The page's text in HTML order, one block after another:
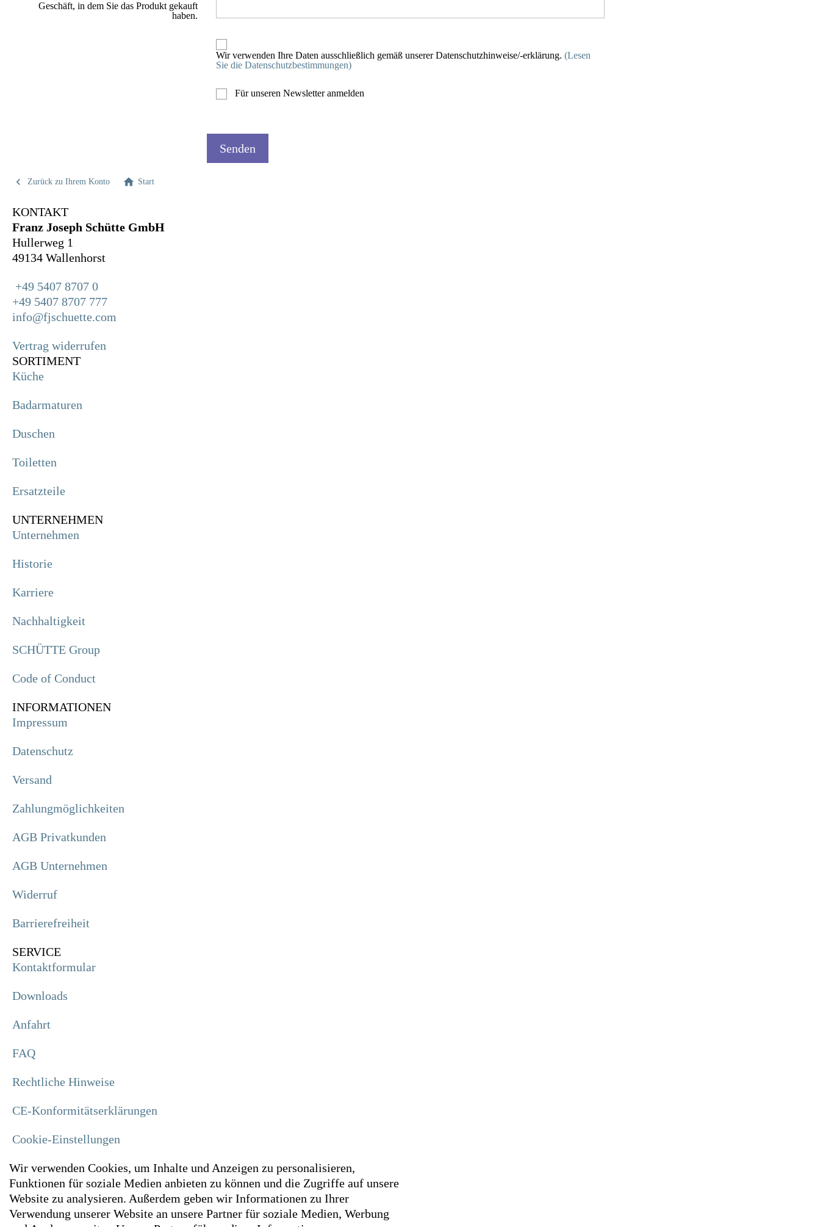
Geschäft, in dem Sie das Produkt gekauft
haben.
Wir verwenden Ihre Daten ausschließlich gemäß unserer Datenschutzhinweise/-erklärung. (Lesen
Sie die Datenschutzbestimmungen)
Für unseren Newsletter anmelden
 Zurück zu Ihrem Konto  Start
KONTAKT
Franz Joseph Schütte GmbH
Hullerweg 1
49134 Wallenhorst
+49 5407 8707 0
+49 5407 8707 777
info@fjschuette.com
Vertrag widerrufen
SORTIMENT
Küche
Badarmaturen
Duschen
Toiletten
Ersatzteile
UNTERNEHMEN
Unternehmen
Historie
Karriere
Nachhaltigkeit
SCHÜTTE Group
Code of Conduct
INFORMATIONEN
Impressum
Datenschutz
Versand
Zahlungmöglichkeiten
AGB Privatkunden
AGB Unternehmen
Widerruf
Barrierefreiheit
SERVICE
Kontaktformular
Downloads
Anfahrt
FAQ
Rechtliche Hinweise
CE-Konformitätserklärungen
Cookie-Einstellungen
Wir verwenden Cookies, um Inhalte und Anzeigen zu personalisieren,
Funktionen für soziale Medien anbieten zu können und die Zugriffe auf unsere
Website zu analysieren. Außerdem geben wir Informationen zu Ihrer
Verwendung unserer Website an unsere Partner für soziale Medien, Werbung